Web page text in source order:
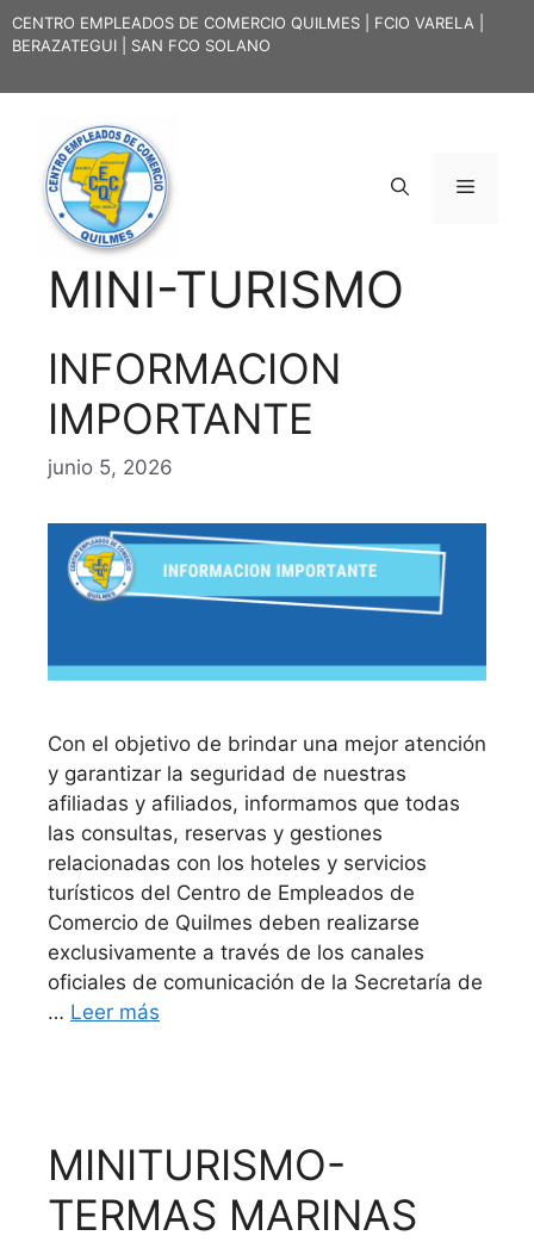
Saltar
al
CENTRO EMPLEADOS DE COMERCIO QUILMES | FCIO VARELA |
BERAZATEGUI | SAN FCO SOLANO
Menú
MINI-TURISMO
INFORMACION
IMPORTANTE
junio 5, 2026
Con el objetivo de brindar una mejor atención
y garantizar la seguridad de nuestras
afiliadas y afiliados, informamos que todas
las consultas, reservas y gestiones
relacionadas con los hoteles y servicios
turísticos del Centro de Empleados de
Comercio de Quilmes deben realizarse
exclusivamente a través de los canales
oficiales de comunicación de la Secretaría de
… Leer más
MINITURISMO-
TERMAS MARINAS